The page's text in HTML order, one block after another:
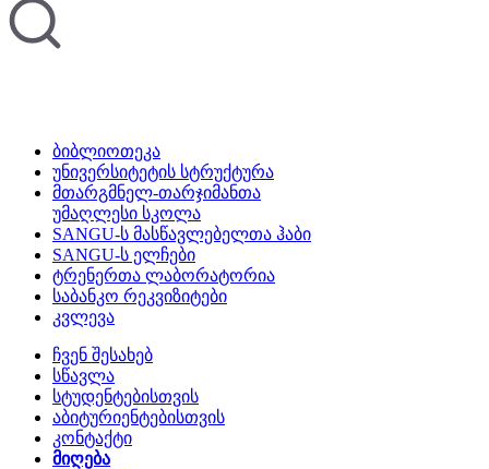
ბიბლიოთეკა
უნივერსიტეტის სტრუქტურა
მთარგმნელ-თარჯიმანთა
უმაღლესი სკოლა
SANGU-ს მასწავლებელთა ჰაბი
SANGU-ს ელჩები
ტრენერთა ლაბორატორია
საბანკო რეკვიზიტები
კვლევა
ჩვენ შესახებ
სწავლა
სტუდენტებისთვის
აბიტურიენტებისთვის
კონტაქტი
მიღება